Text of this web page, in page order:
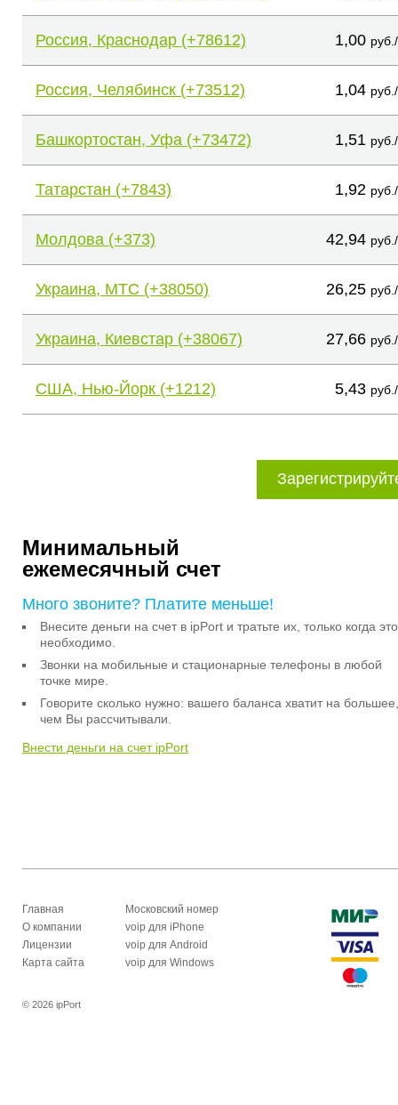
Россия, Краснодар (+78612) 1,00
Россия, Челябинск (+73512) 1,04
Башкортостан, Уфа (+73472) 1,51
Татарстан (+7843) 1,92
Молдова (+373) 42,94
Украина, МТС (+38050) 26,25
Украина, Киевстар (+38067) 27,66
США, Нью-Йорк (+1212) 5,43
Минимальный
ежемесячный счет
Много звоните? Платите меньше!
Внесите деньги на счет в ipPort и тратьте их, только когда это
необходимо.
Звонки на мобильные и стационарные телефоны в любой
точке мире.
Говорите сколько нужно: вашего баланса хватит на большее,
чем Вы рассчитывали.
Внести деньги на счет ipPort
Главная
О компании
Лицензии
Карта сайта
Московский номер
voip для iPhone
voip для Android
voip для Windows
© 2026 ipPort